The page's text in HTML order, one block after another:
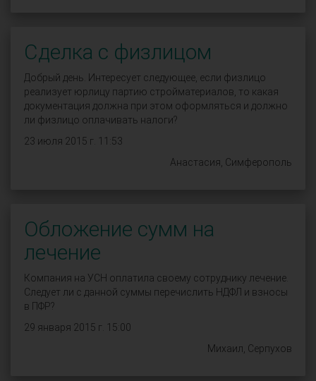
Сделка с физлицом
Добрый день. Интересует следующее, если физлицо
реализует юрлицу партию стройматериалов, то какая
документация должна при этом оформляться и должно
ли физлицо оплачивать налоги?
23 июля 2015 г. 11:53
Анастасия, Симферополь
Обложение сумм на
лечение
Компания на УСН оплатила своему сотруднику лечение.
Следует ли с данной суммы перечислить НДФЛ и взносы
в ПФР?
29 января 2015 г. 15:00
Михаил, Серпухов